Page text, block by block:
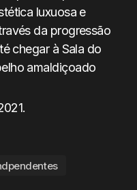
luxuosa e
da progressão
chegar à Sala do
amaldiçoado